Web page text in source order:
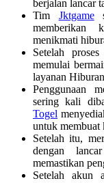
berjalan lancar
Tim Jktgame
memberikan
menikmati
Setelah
memulai
layanan
Penggunaan
sering kali
Togel
untuk membuat
Setelah itu,
dengan
memastikan
Setelah akun